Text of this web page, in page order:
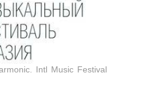
Intl Music Festival